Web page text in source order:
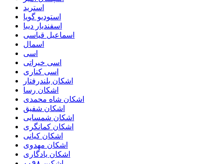
استرید
استودیو گویا
اسفندیار دیبا
اسماعیل قیاسی
اسمال
اسی
اسی خیراتی
اسی کناری
اشکان بلندرفتار
اشکان رسا
اشکان شاه محمدی
اشکان شفیق
اشکان شمسایی
اشکان‌ کمانگری
اشکان کیانی
اشکان مهدوی
اشکان یادگاری